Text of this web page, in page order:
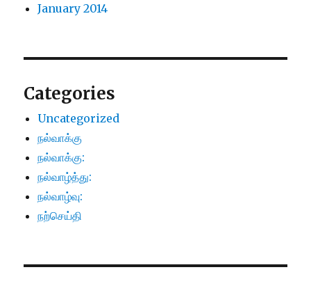
January 2014
Categories
Uncategorized
நல்வாக்கு
நல்வாக்கு:
நல்வாழ்த்து:
நல்வாழ்வு:
நற்செய்தி